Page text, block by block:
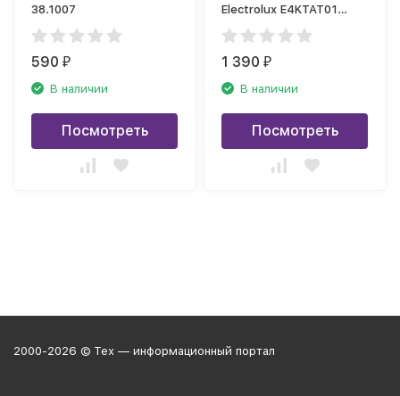
38.1007
590₽
В наличии
Посмотреть
Electrolux E4KTAT01
таймер для кухни
1 390₽
В наличии
Посмотреть
2000-2026 © Тех — информационный портал